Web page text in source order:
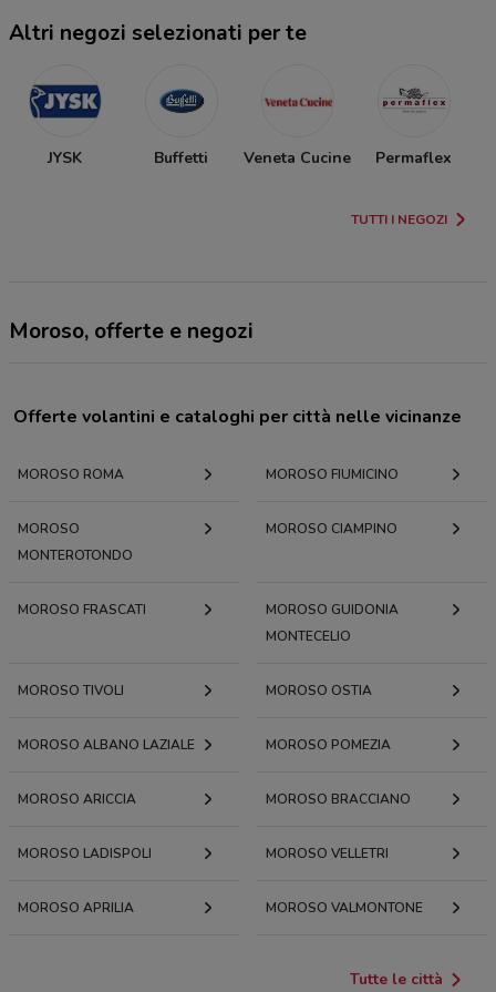
Altri negozi selezionati per te
JYSK Buffetti Veneta Cucine Permaflex
TUTTI I NEGOZI
Moroso, offerte e negozi
Offerte volantini e cataloghi per città nelle vicinanze
MOROSO ROMA MOROSO FIUMICINO
MOROSO
MONTEROTONDO
MOROSO CIAMPINO
MOROSO FRASCATI
MOROSO GUIDONIA
MONTECELIO
MOROSO TIVOLI MOROSO OSTIA
MOROSO ALBANO LAZIALE MOROSO POMEZIA
MOROSO ARICCIA MOROSO BRACCIANO
MOROSO LADISPOLI MOROSO VELLETRI
MOROSO APRILIA MOROSO VALMONTONE
Tutte le città